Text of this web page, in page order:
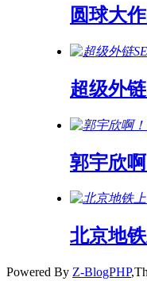
圆球大
超级外
郭宇欣
北京地
Powered By Z-BlogPHP